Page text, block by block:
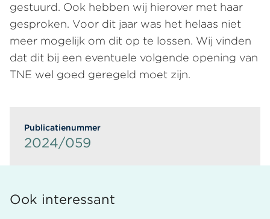
gestuurd. Ook hebben wij hierover met haar
gesproken. Voor dit jaar was het helaas niet
meer mogelijk om dit op te lossen. Wij vinden
dat dit bij een eventuele volgende opening van
TNE wel goed geregeld moet zijn.
Publicatienummer
2024/059
Ook interessant